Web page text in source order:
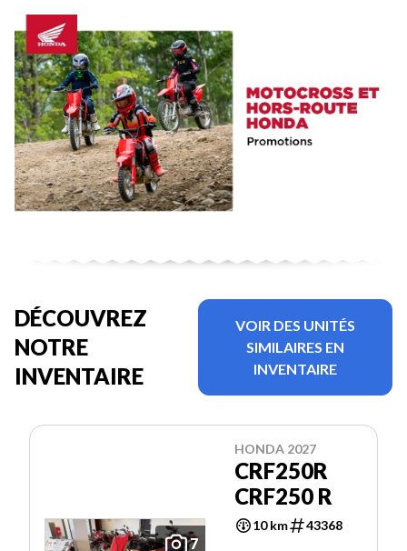
DÉCOUVREZ
NOTRE
INVENTAIRE
VOIR DES UNITÉS
SIMILAIRES EN
INVENTAIRE
7
HONDA 2027
CRF250R
CRF250 R
10 km 43368